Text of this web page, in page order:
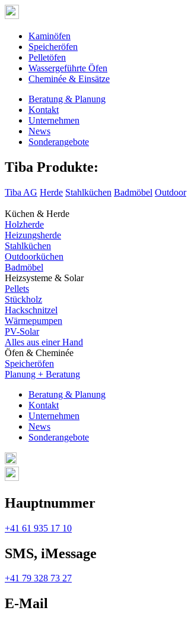
Kaminöfen
Speicheröfen
Pelletöfen
Wassergeführte Öfen
Cheminée & Einsätze
Beratung & Planung
Kontakt
Unternehmen
News
Sonderangebote
Tiba Produkte:
Tiba AG Herde Stahlküchen Badmöbel Outdoor
Küchen & Herde
Holzherde
Heizungsherde
Stahlküchen
Outdoorküchen
Badmöbel
Heizsysteme & Solar
Pellets
Stückholz
Hackschnitzel
Wärmepumpen
PV-Solar
Alles aus einer Hand
Öfen & Cheminée
Speicheröfen
Planung + Beratung
Beratung & Planung
Kontakt
Unternehmen
News
Sonderangebote
Hauptnummer
+41 61 935 17 10
SMS, iMessage
+41 79 328 73 27
E-Mail